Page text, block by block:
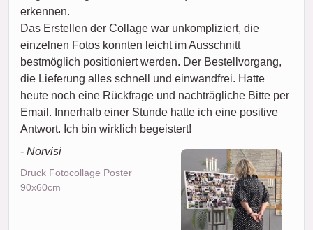
erkennen.
Das Erstellen der Collage war unkompliziert, die
einzelnen Fotos konnten leicht im Ausschnitt
bestmöglich positioniert werden. Der Bestellvorgang,
die Lieferung alles schnell und einwandfrei. Hatte
heute noch eine Rückfrage und nachträgliche Bitte per
Email. Innerhalb einer Stunde hatte ich eine positive
Antwort. Ich bin wirklich begeistert!
- Norvisi
Druck Fotocollage Poster
90x60cm